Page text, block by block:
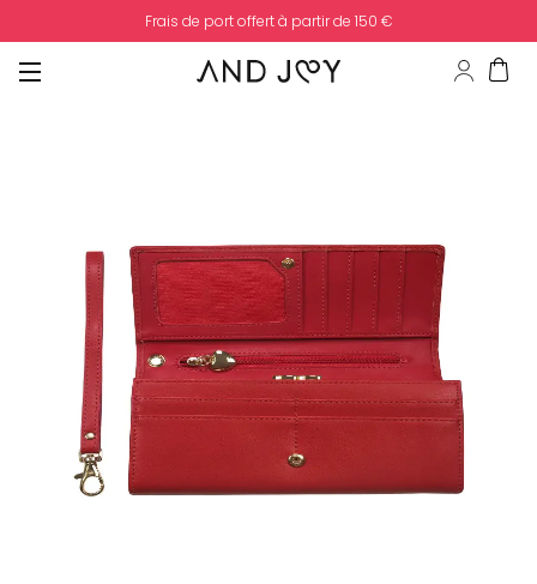
Frais de port offert à partir de 150 €